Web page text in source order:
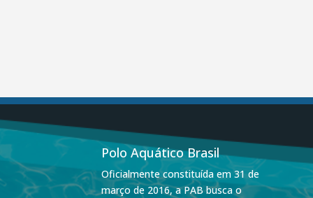
Polo Aquático Brasil
Oficialmente constituída em 31 de
março de 2016, a PAB busca o